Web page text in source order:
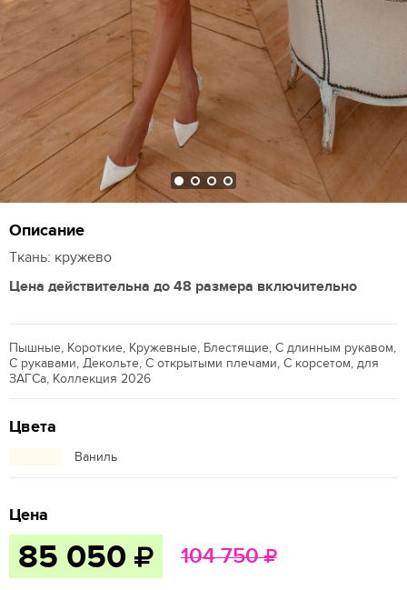
Описание
Ткань: кружево
Цена действительна до 48 размера включительно
Пышные, Короткие, Кружевные, Блестящие, С длинным рукавом,
С рукавами, Декольте, С открытыми плечами, С корсетом, для
ЗАГСа, Коллекция 2026
Цвета
Ваниль
Цена
85 050 104 750